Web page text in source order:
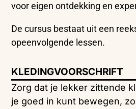
voor eigen ontdekking en
De cursus bestaat uit een
opeenvolgende lessen.
KLEDINGVOORSCHRIFT
Zorg dat je lekker zittende
je goed in kunt bewegen,